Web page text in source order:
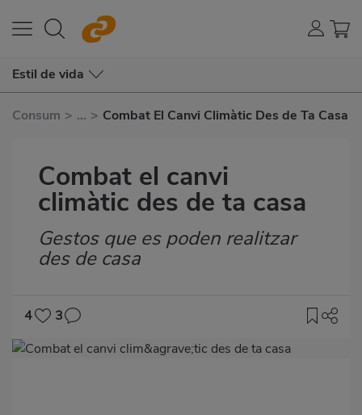
Estil de vida
Consum > ... > Combat El Canvi Climàtic Des de Ta Casa
Combat el canvi
climàtic des de ta casa
Subtítulo
Gestos que es poden realitzar
des de casa
4
3
Imagen